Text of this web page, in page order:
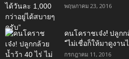
พฤษภาคม 23, 2016
คนโคราชเจ๋ง! ปลูก
“ไม่เชื่อก็ให้มาดูงาน
กรกฎาคม 11, 2016